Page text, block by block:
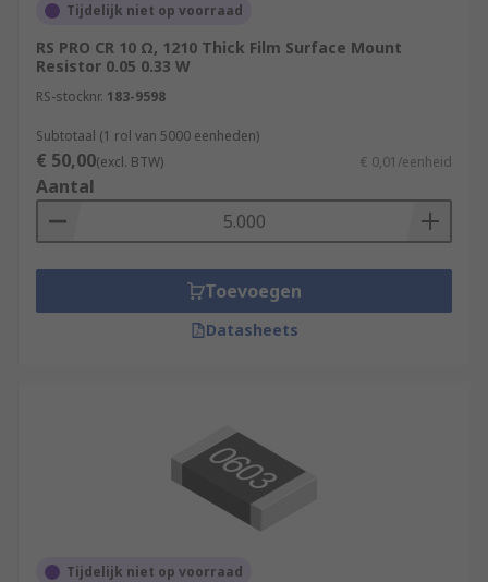
Tijdelijk niet op voorraad
RS PRO CR 10 Ω, 1210 Thick Film Surface Mount
Resistor 0.05 0.33 W
RS-stocknr. 183-9598
Subtotaal (1 rol van 5000 eenheden)
€ 50,00(excl. BTW) € 0,01/eenheid
Aantal
Toevoegen
Datasheets
Tijdelijk niet op voorraad